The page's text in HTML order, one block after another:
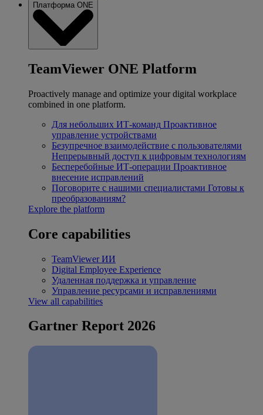
Платформа ONE
TeamViewer ONE Platform
Proactively manage and optimize your digital workplace
combined in one platform.
Для небольших ИТ-команд Проактивное
управление устройствами
Безупречное взаимодействие с пользователями
Непрерывный доступ к цифровым технологиям
Бесперебойные ИТ-операции Проактивное
внесение исправлений
Поговорите с нашими специалистами Готовы к
преобразованиям?
Explore the platform
Core capabilities
TeamViewer ИИ
Digital Employee Experience
Удаленная поддержка и управление
Управление ресурсами и исправлениями
View all capabilities
Gartner Report 2026